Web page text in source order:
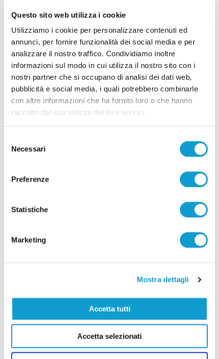
Questo sito web utilizza i cookie
Utilizziamo i cookie per personalizzare contenuti ed
annunci, per fornire funzionalità dei social media e per
analizzare il nostro traffico. Condividiamo inoltre
informazioni sul modo in cui utilizza il nostro sito con i
nostri partner che si occupano di analisi dei dati web,
pubblicità e social media, i quali potrebbero combinarle
con altre informazioni che ha fornito loro o che hanno
raccolto dal suo utilizzo dei loro servizi.
delNecessari
Preferenze
Statistiche
Marketing
Mostra dettagli
Accetta tutti
Accetta selezionati
sodalizio dedicato al settore giovanile nato
dall'unione di Appignanese, Chiesanuova e
Montecassiano. La presentazione ufficiale si &egra ...leggi
24/07/2026
GENOA ACADEMY CAMP, boom di iscritti: al
via la prima settimana
Ha preso ufficialmente il via il Genoa Academy
club rossoblù nelle Marche e, per numero di
partecipanti, il più numeroso tra tutti i Genoa
08/07/2026
TROFEO MARCHE. L'Ancona concede il
numerosissimo pubblico accorso al Tonino Seri di Macerata, la 2
leggi
VELOX GIOVANISSIMI. Il trofeo è
L'Academy Civitanovese scrive una pagina
storica del proprio settore giovanile conquistando
per la prima volta la 37ª edizione del Torneo
superato la Vigor Senigallia per 3-1,
ACADEMY CIVITANOVESE, la firma di
Calvaresi sui Giovanissimi
CIVITANOVA MARCHE. Non è solo una questione
quotidiano. I Giovanissimi dell’Academy